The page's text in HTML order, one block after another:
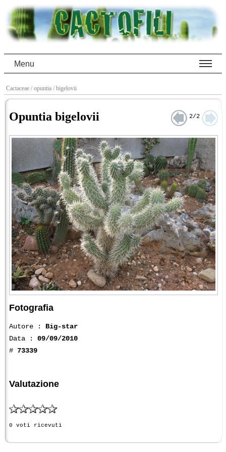
Menu
Cactaceae / opuntia / bigelovii
Opuntia bigelovii 2/2
Fotografia
Autore : Big-star
Data : 09/09/2010
# 73339
Valutazione
0 voti ricevuti